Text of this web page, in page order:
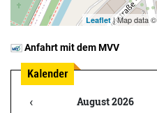
Leaflet| Map data ©
Anfahrt mit dem MVV
‹ August 2026